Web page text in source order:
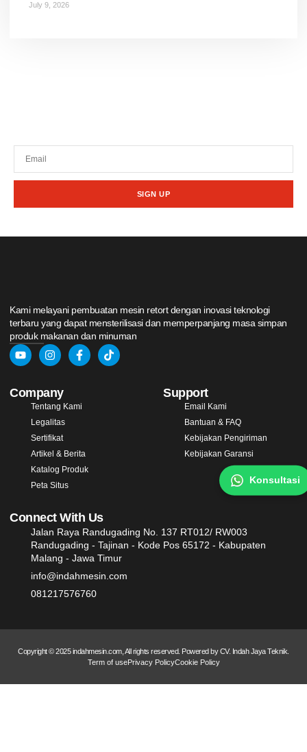
July 9, 2026
SIGN UP
Kami melayani pembuatan mesin retort dengan inovasi teknologi
terbaru yang dapat mensterilisasi dan memperpanjang masa simpan
produk makanan dan minuman
Company
Tentang Kami
Legalitas
Sertifikat
Artikel & Berita
Katalog Produk
Peta Situs
Support
Email Kami
Bantuan & FAQ
Kebijakan Pengiriman
Kebijakan Garansi
Connect With Us
Jalan Raya Randugading No. 137 RT012/ RW003
Randugading - Tajinan - Kode Pos 65172 - Kabupaten
Malang - Jawa Timur
info@indahmesin.com
081217576760
Copyright © 2025 indahmesin.com, All rights reserved. Powered by CV. Indah Jaya Teknik.
Term of usePrivacy PolicyCookie Policy
Konsultasi